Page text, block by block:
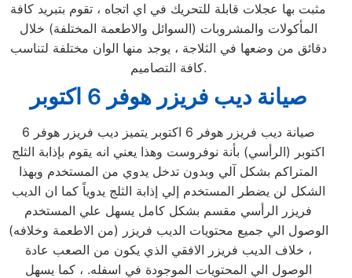
مثبت بها عجلات قابلة للتحريك في اي اتجاه ، تقوم بتبريد كافة
المأكولات والمشروبات (السوائل والاطعمة المختلفة) خلال
دقائق من وضعها في الثلاجة ، يوجد منها الوان مختلفة لتناسب
كافة التصاميم.
صيانة ديب فريزر هوفر 6 اكتوبر
صيانة ديب فريزر هوفر 6 اكتوبر يتميز ديب فريزر هوفر 6
اكتوبر (الرأسي) بأنة نوفروست وهذا يعني انه يقوم بإذابة الثلج
المتراكم بشكل آلي وبدون تدخل يدوي من المستخدم وبهذا
الشكل لن يضطر المستخدم إلي إذابة الثلج يدوياً كما ان الديب
فريزر الرأسي مقسم بشكل كامل يسهل علي المستخدم
الوصول الي جميع محتويات الديب فريزر (من الاطعمة وخلافه)
، خلاف الديب فريزر الافقي الذي يكون من الصعب عادة
الوصول الي المحتويات الموجودة في اسفله. ، كما يسهل